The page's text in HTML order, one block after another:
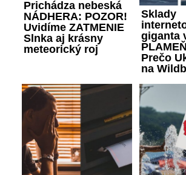
Prichádza nebeská
NÁDHERA: POZOR!
Uvidíme ZATMENIE
Slnka aj krásny
meteorický roj
Sklady
giganta
Prečo
na